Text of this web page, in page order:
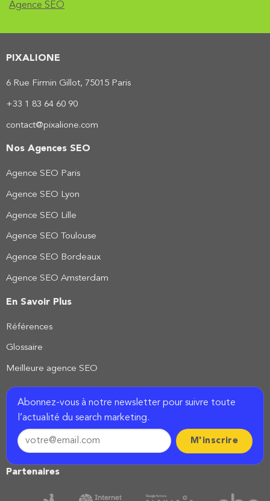
Agence SEO
PIXALIONE
6 Rue Firmin Gillot, 75015 Paris
+33 1 83 64 60 90
contact@pixalione.com
Nos Agences SEO
Agence SEO Paris
Agence SEO Lyon
Agence SEO Lille
Agence SEO Toulouse
Agence SEO Bordeaux
Agence SEO Amsterdam
En Savoir Plus
Références
Glossaire
Meilleure agence SEO
Abonnez-vous à notre newsletter pour suivre toute
l’actualité du search marketing.
Partenaires